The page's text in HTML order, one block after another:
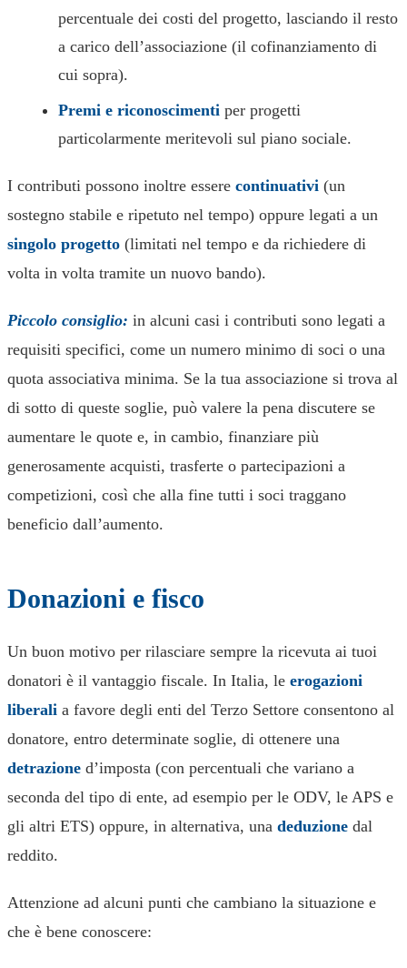
percentuale dei costi del progetto, lasciando il resto
a carico dell’associazione (il cofinanziamento di
cui sopra).
Premi e riconoscimenti per progetti
particolarmente meritevoli sul piano sociale.
I contributi possono inoltre essere continuativi (un
sostegno stabile e ripetuto nel tempo) oppure legati a un
singolo progetto (limitati nel tempo e da richiedere di
volta in volta tramite un nuovo bando).
Piccolo consiglio: in alcuni casi i contributi sono legati a
requisiti specifici, come un numero minimo di soci o una
quota associativa minima. Se la tua associazione si trova al
di sotto di queste soglie, può valere la pena discutere se
aumentare le quote e, in cambio, finanziare più
generosamente acquisti, trasferte o partecipazioni a
competizioni, così che alla fine tutti i soci traggano
beneficio dall’aumento.
Donazioni e fisco
Un buon motivo per rilasciare sempre la ricevuta ai tuoi
donatori è il vantaggio fiscale. In Italia, le erogazioni
liberali a favore degli enti del Terzo Settore consentono al
donatore, entro determinate soglie, di ottenere una
detrazione d’imposta (con percentuali che variano a
seconda del tipo di ente, ad esempio per le ODV, le APS e
gli altri ETS) oppure, in alternativa, una deduzione dal
reddito.
Attenzione ad alcuni punti che cambiano la situazione e
che è bene conoscere: